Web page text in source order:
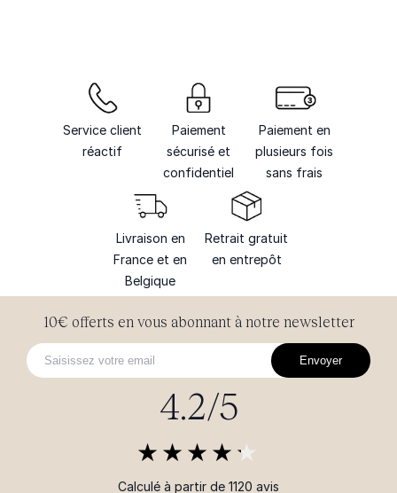
Service client
réactif
Paiement
sécurisé et
confidentiel
Paiement en
plusieurs fois
sans frais
Livraison en
France et en
Belgique
Retrait gratuit
en entrepôt
10€ offerts en vous abonnant à notre newsletter
Envoyer
4.2/5
Calculé à partir de 1120 avis